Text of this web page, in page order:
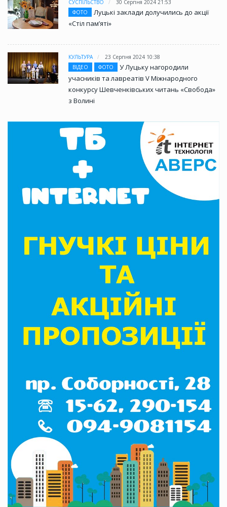
СУСПІЛЬСТВО
30 Серпня 2024 21:53
ФОТО
Луцькі заклади долучились до акції
«Стіл памʼяті»
КУЛЬТУРА
23 Серпня 2024 10:38
ВІДЕО
ФОТО
У Луцьку нагородили
учасників та лавреатів V Міжнародного
конкурсу Шевченківських читань «Свобода»
з Волині